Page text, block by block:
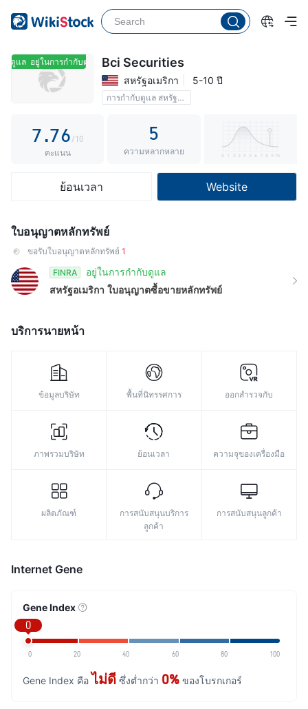
บดูแล อยู่ในการกำกับดูแล Bci Securities
สหรัฐอเมริกา 5-10 ปี
การกำกับดูแล สหรัฐอเมริกา
2
4
5
7.
2
4
5
7
8
1
3
4
6
7
8
/10
คะแนน
5
ความหลากหลาย
ย้อนเวลา Website
ใบอนุญาตหลักทรัพย์
ขอรับใบอนุญาตหลักทรัพย์ 1
FINRA
อยู่ในการกำกับดูแล
สหรัฐอเมริกา ใบอนุญาตซื้อขายหลักทรัพย์
บริการนายหน้า
ข้อมูลบริษัท พื้นที่นิทรรศการ ออกสำรวจกับ
ภาพรวมบริษัท ย้อนเวลา ความจุของเครื่องมือ
ผลิตภัณฑ์
การสนับสนุนบริการ
ลูกค้า
การสนับสนุนลูกค้า
Internet Gene
Gene Index
0
0 20 40 60 80 100
Gene Index คือ ไม่ดี ซึ่งต่ำกว่า 0% ของโบรกเกอร์